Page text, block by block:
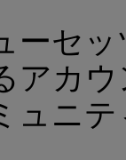
ーセッ
アカ
ュニテ